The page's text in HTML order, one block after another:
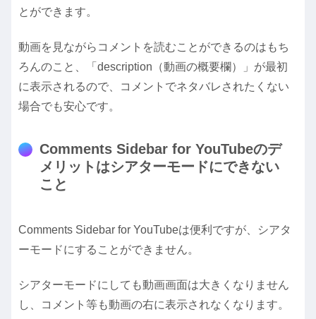
とができます。
動画を見ながらコメントを読むことができるのはもち
ろんのこと、「description（動画の概要欄）」が最初
に表示されるので、コメントでネタバレされたくない
場合でも安心です。
Comments Sidebar for YouTubeのデ
メリットはシアターモードにできない
こと
Comments Sidebar for YouTubeは便利ですが、シアタ
ーモードにすることができません。
シアターモードにしても動画画面は大きくなりません
し、コメント等も動画の右に表示されなくなります。